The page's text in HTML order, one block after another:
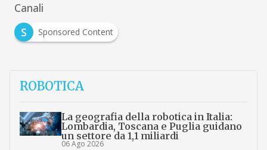
Canali
S
Sponsored Content
ROBOTICA
La geografia della robotica in Italia:
Lombardia, Toscana e Puglia guidano
un settore da 1,1 miliardi
06 Ago 2026